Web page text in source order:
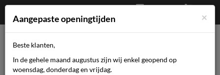
€0,00
Afrekenen
Mijn account
×
Aangepaste openingtijden
Beste klanten,
In de gehele maand augustus zijn wij enkel geopend op
woensdag, donderdag en vrijdag.